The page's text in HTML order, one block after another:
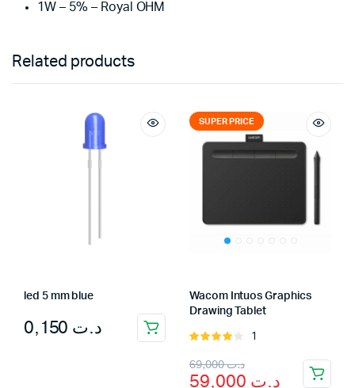
1W – 5% – Royal OHM
Related products
led 5 mm blue
د.ت
SUPER PRICE
Wacom Intuos Graphics
Drawing Tablet
Rated
of 5
1
د.ت69,000
Original
د.ت
Current